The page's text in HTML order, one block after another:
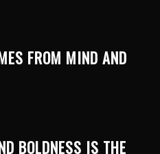
FROM MIND AND
BOLDNESS IS THE